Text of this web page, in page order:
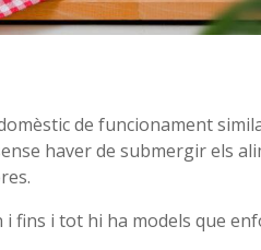
de funcionament
haver de submergir els
fins i tot hi ha models que